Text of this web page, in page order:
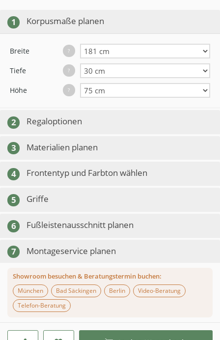
1 Korpusmaße planen
Breite ?
Tiefe ?
Höhe ?
2 Regaloptionen
3 Materialien planen
4 Frontentyp und Farbton wählen
5 Griffe
6 Fußleistenausschnitt planen
7 Montageservice planen
Showroom besuchen & Beratungstermin buchen:
München
Bad Säckingen Berlin
Video-Beratung
Telefon-Beratung